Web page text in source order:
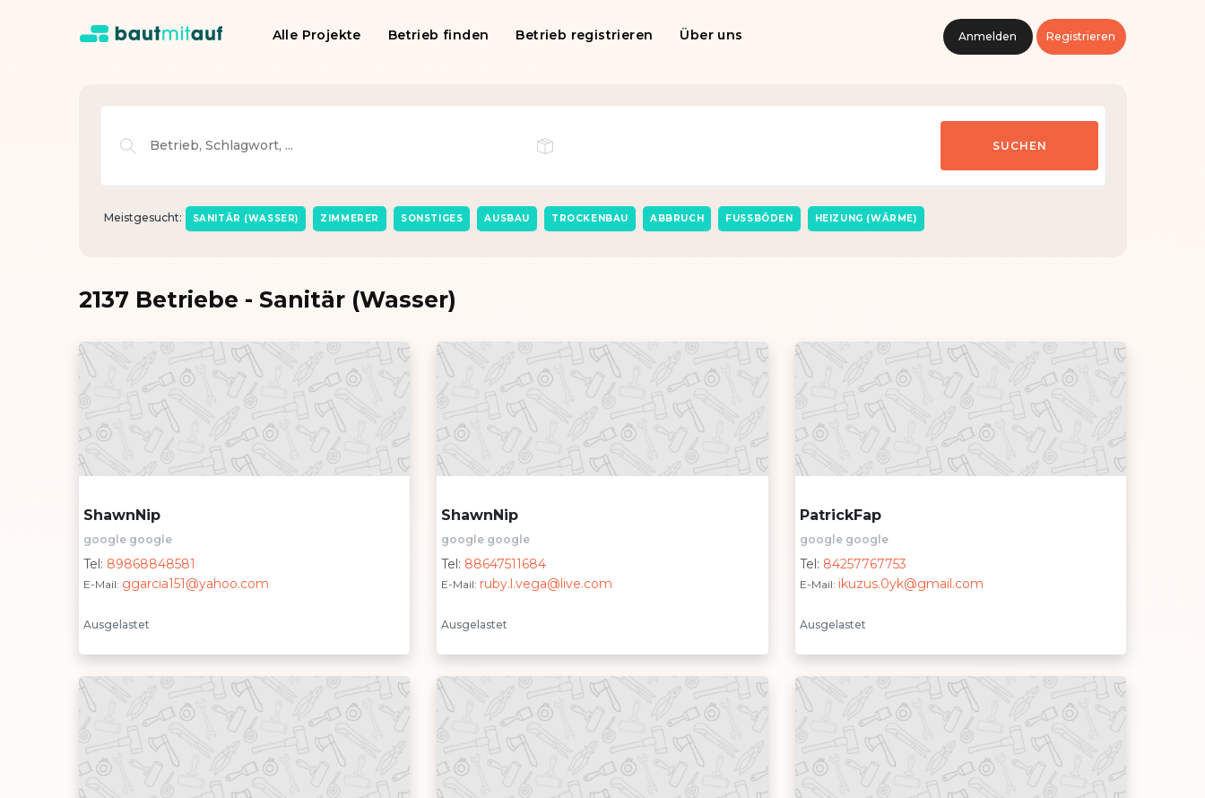
Alle Projekte Betrieb finden Betrieb registrieren Über uns Anmelden Registrieren
Meistgesucht: SANITÄR (WASSER) ZIMMERER SONSTIGES AUSBAU TROCKENBAU ABBRUCH FUSSBÖDEN HEIZUNG (WÄRME)
2137 Betriebe - Sanitär (Wasser)
ShawnNip
google google
Tel: 89868848581
E-Mail: ggarcia151@yahoo.com
Ausgelastet
ShawnNip
google google
Tel: 88647511684
E-Mail: ruby.l.vega@live.com
Ausgelastet
PatrickFap
google google
Tel: 84257767753
E-Mail: ikuzus.0yk@gmail.com
Ausgelastet